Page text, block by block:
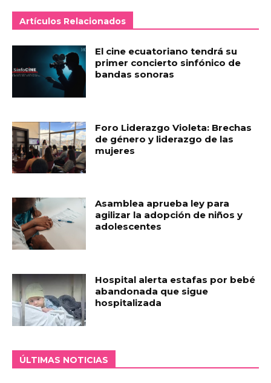
Artículos Relacionados
El cine ecuatoriano tendrá su
primer concierto sinfónico de
bandas sonoras
Foro Liderazgo Violeta: Brechas
de género y liderazgo de las
mujeres
Asamblea aprueba ley para
agilizar la adopción de niños y
adolescentes
Hospital alerta estafas por bebé
abandonada que sigue
hospitalizada
ÚLTIMAS NOTICIAS